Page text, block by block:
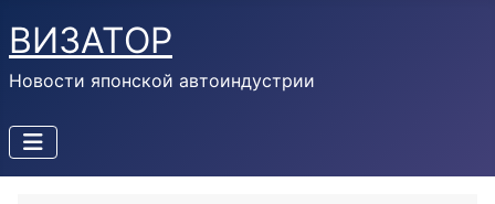
ВИЗАТОР
Новости японской автоиндустрии